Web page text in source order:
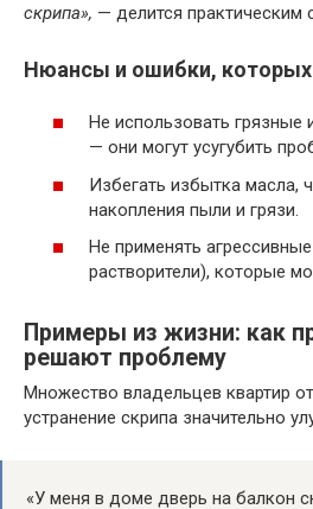
скрипа», — делится практическим
Нюансы и ошибки, которых
Не использовать грязные
— они могут усугубить
Избегать избытка масла,
накопления пыли и грязи.
Не применять
растворители), которые
Примеры из жизни: как
решают проблему
Множество владельцев квартир
устранение скрипа значительно
«У меня в доме дверь на балкон